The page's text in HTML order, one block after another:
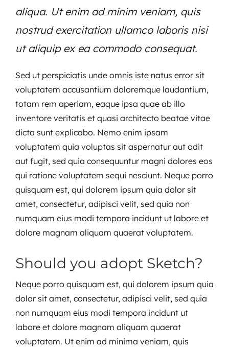
aliqua. Ut enim ad minim veniam, quis
nostrud exercitation ullamco laboris nisi
ut aliquip ex ea commodo consequat.
Sed ut perspiciatis unde omnis iste natus error sit
voluptatem accusantium doloremque laudantium,
totam rem aperiam, eaque ipsa quae ab illo
inventore veritatis et quasi architecto beatae vitae
dicta sunt explicabo. Nemo enim ipsam
voluptatem quia voluptas sit aspernatur aut odit
aut fugit, sed quia consequuntur magni dolores eos
qui ratione voluptatem sequi nesciunt. Neque porro
quisquam est, qui dolorem ipsum quia dolor sit
amet, consectetur, adipisci velit, sed quia non
numquam eius modi tempora incidunt ut labore et
dolore magnam aliquam quaerat voluptatem.
Should you adopt Sketch?
Neque porro quisquam est, qui dolorem ipsum quia
dolor sit amet, consectetur, adipisci velit, sed quia
non numquam eius modi tempora incidunt ut
labore et dolore magnam aliquam quaerat
voluptatem. Ut enim ad minima veniam, quis